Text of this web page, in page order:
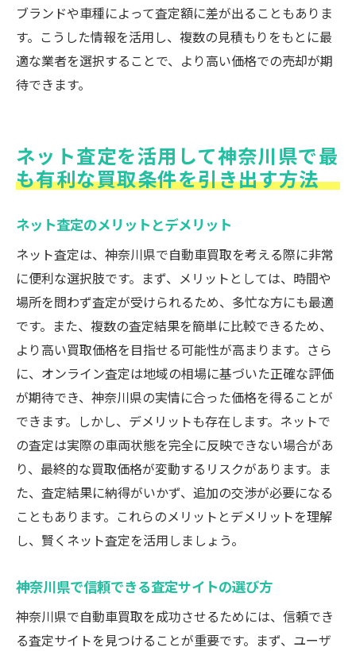
ブランドや車種によって査定額に差が出ることもありま
す。こうした情報を活用し、複数の見積もりをもとに最
適な業者を選択することで、より高い価格での売却が期
待できます。
ネット査定を活用して神奈川県で最
も有利な買取条件を引き出す方法
ネット査定のメリットとデメリット
ネット査定は、神奈川県で自動車買取を考える際に非常
に便利な選択肢です。まず、メリットとしては、時間や
場所を問わず査定が受けられるため、多忙な方にも最適
です。また、複数の査定結果を簡単に比較できるため、
より高い買取価格を目指せる可能性が高まります。さら
に、オンライン査定は地域の相場に基づいた正確な評価
が期待でき、神奈川県の実情に合った価格を得ることが
できます。しかし、デメリットも存在します。ネットで
の査定は実際の車両状態を完全に反映できない場合があ
り、最終的な買取価格が変動するリスクがあります。ま
た、査定結果に納得がいかず、追加の交渉が必要になる
こともあります。これらのメリットとデメリットを理解
し、賢くネット査定を活用しましょう。
神奈川県で信頼できる査定サイトの選び方
神奈川県で自動車買取を成功させるためには、信頼でき
る査定サイトを見つけることが重要です。まず、ユーザ